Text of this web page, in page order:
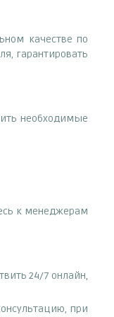
качестве по
гарантировать
необходимые
к менеджерам
24/7 онлайн,
при